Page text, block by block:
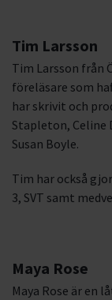
Tim Larsson
Tim Larsson från
föreläsare som
har skrivit och
Stapleton, Celine
Susan Boyle.
Tim har också
3, SVT samt
Maya Rose
Maya Rose är en